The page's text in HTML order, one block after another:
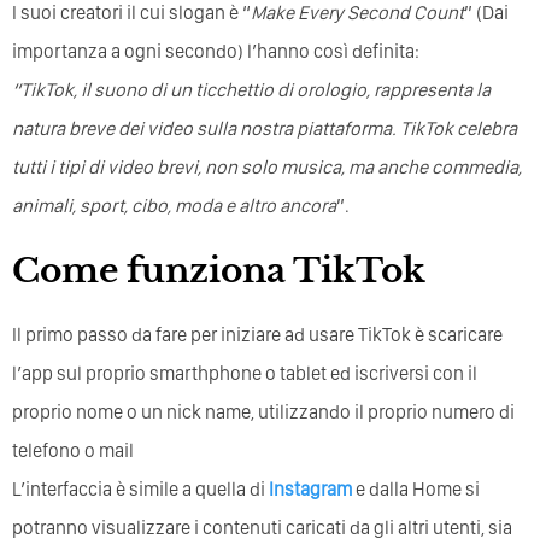
I suoi creatori il cui slogan è “Make Every Second Count” (Dai
importanza a ogni secondo) l’hanno così definita:
“TikTok, il suono di un ticchettio di orologio, rappresenta la
natura breve dei video sulla nostra piattaforma. TikTok celebra
tutti i tipi di video brevi, non solo musica, ma anche commedia,
animali, sport, cibo, moda e altro ancora”.
Come funziona TikTok
Il primo passo da fare per iniziare ad usare TikTok è scaricare
l’app sul proprio smarthphone o tablet ed iscriversi con il
proprio nome o un nick name, utilizzando il proprio numero di
telefono o mail
L’interfaccia è simile a quella di Instagrame dalla Home si
potranno visualizzare i contenuti caricati da gli altri utenti, sia